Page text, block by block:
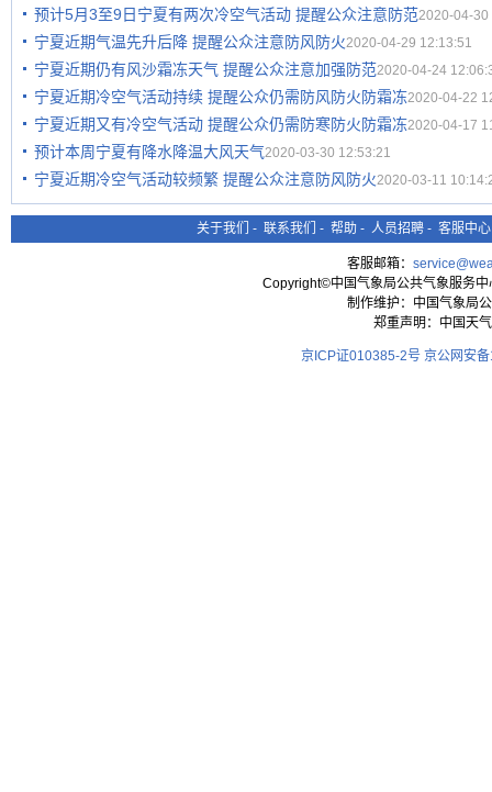
预计5月3至9日宁夏有两次冷空气活动 提醒公众注意防范2020-04-30
宁夏近期气温先升后降 提醒公众注意防风防火2020-04-29 12:13:51
宁夏近期仍有风沙霜冻天气 提醒公众注意加强防范2020-04-24
宁夏近期冷空气活动持续 提醒公众仍需防风防火防霜冻2020-04-22
宁夏近期又有冷空气活动 提醒公众仍需防寒防火防霜冻2020-04-17
预计本周宁夏有降水降温大风天气2020-03-30 12:53:21
宁夏近期冷空气活动较频繁 提醒公众注意防风防火2020-03-11
关于我们 - 联系我们 - 帮助 - 人员招聘 - 客服中心
客服邮箱：
Copyright©中国气象局公共气象服务
制作维护：中国气象局
郑重声明：中国天
京ICP证010385-2号 京公网安